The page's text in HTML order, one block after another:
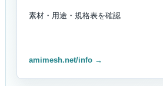
素材・用途・規格表を確認
amimesh.net/info →